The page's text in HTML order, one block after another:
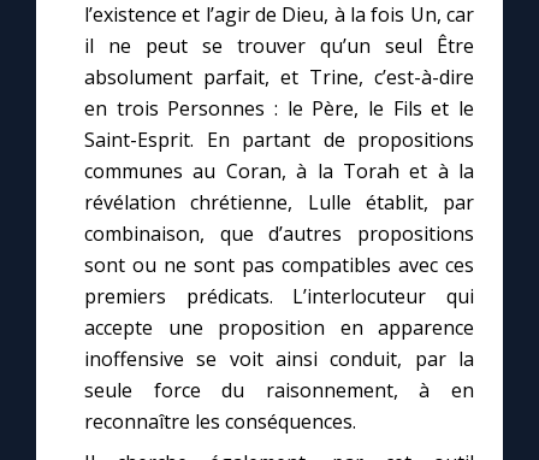
l’existence et l’agir de Dieu, à la fois Un, car
il ne peut se trouver qu’un seul Être
absolument parfait, et Trine, c’est-à-dire
en trois Personnes : le Père, le Fils et le
Saint-Esprit. En partant de propositions
communes au Coran, à la Torah et à la
révélation chrétienne, Lulle établit, par
combinaison, que d’autres propositions
sont ou ne sont pas compatibles avec ces
premiers prédicats. L’interlocuteur qui
accepte une proposition en apparence
inoffensive se voit ainsi conduit, par la
seule force du raisonnement, à en
reconnaître les conséquences.